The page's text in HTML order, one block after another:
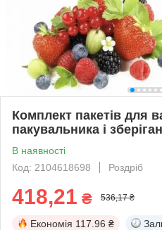
Комплект пакетів для
пакувальника і
В наявності
Код: 2104618698
Роздріб
418,21 ₴ 536,17 ₴
Економія 117.96 ₴